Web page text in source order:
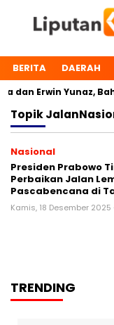
BERITA DAERAH
Erwin Yunaz,
Topik
Nasional
Presiden Prabowo
Perbaikan Jalan
Pascabencana di
Kamis, 18 Desember 2025
TRENDING